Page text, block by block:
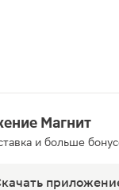
Магнит
и больше